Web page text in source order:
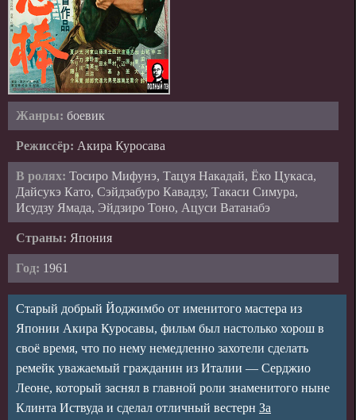
Жанры: боевик
Режиссёр: Акира Куросава
В ролях: Тосиро Мифунэ, Тацуя Накадай, Ёко Цукаса,
Дайсукэ Като, Сэйдзабуро Кавадзу, Такаси Симура,
Исудзу Ямада, Эйдзиро Тоно, Ацуси Ватанабэ
Страны: Япония
Год: 1961
Старый добрый Йоджимбо от именитого мастера из
Японии Акира Куросавы, фильм был настолько хорош в
своё время, что по нему немедленно захотели сделать
ремейк уважаемый гражданин из Италии — Серджио
Леоне, который заснял в главной роли знаменитого ныне
Клинта Иствуда и сделал отличный вестерн За